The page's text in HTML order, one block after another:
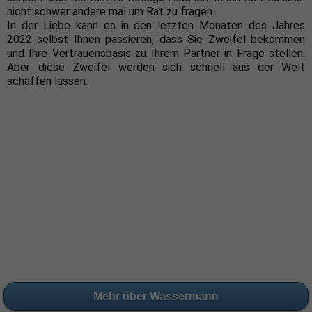
nicht schwer andere mal um Rat zu fragen.
In der Liebe kann es in den letzten Monaten des Jahres
2022 selbst Ihnen passieren, dass Sie Zweifel bekommen
und Ihre Vertrauensbasis zu Ihrem Partner in Frage stellen.
Aber diese Zweifel werden sich schnell aus der Welt
schaffen lassen.
Mehr über Wassermann